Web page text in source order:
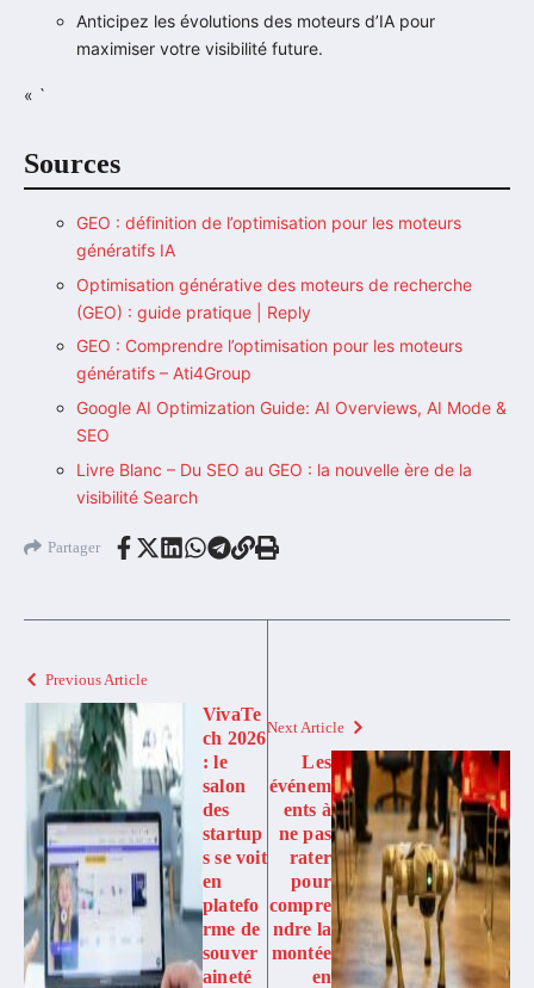
Anticipez les évolutions des moteurs d’IA pour
maximiser votre visibilité future.
« `
Sources
GEO : définition de l’optimisation pour les moteurs
génératifs IA
Optimisation générative des moteurs de recherche
(GEO) : guide pratique | Reply
GEO : Comprendre l’optimisation pour les moteurs
génératifs – Ati4Group
Google AI Optimization Guide: AI Overviews, AI Mode &
SEO
Livre Blanc – Du SEO au GEO : la nouvelle ère de la
visibilité Search
Partager
Previous Article
VivaTe
ch 2026
: le
salon
des
startup
s se voit
en
platefo
rme de
souver
aineté
Next Article
Les
événem
ents à
ne pas
rater
pour
compre
ndre la
montée
en